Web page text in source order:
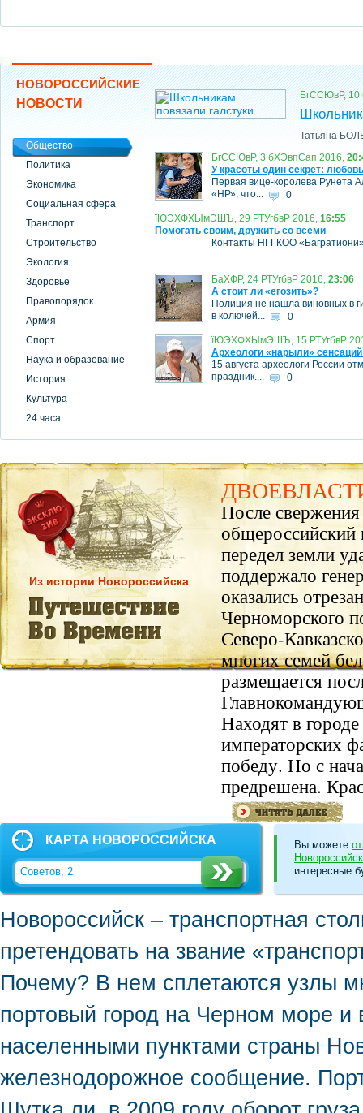
НОВОРОССИЙСКИЕ
НОВОСТИ
Общество
Политика
Экономика
Социальная сфера
Транспорт
Строительство
Экология
Здоровье
Правопорядок
Армия
Спорт
Наука и образование
История
Культура
24 часа
БгССЮвР,
Татьяна
БгССЮвР, 3 бХЭвпСап 2016,
У красоты один секрет:
Первая вице-королева Рунета
«НР», что...
0
їЮЭХФХЫмЭШЪ, 29 РТУгбвР 2016, 16:55
Помогать своим, дружить со всеми
Контакты НГГКОО
БаХФР, 24 РТУгбвР 2016, 23:06
А стоит ли «егозить»?
Полиция не нашла виновных в
в колючей...
0
їЮЭХФХЫмЭШЪ, 15 РТУгбвР
Археологи «нарыли»
15 августа археологи России
праздник....
0
Из истории Новороссийска
После
общероссийский
передел земли
поддержало
оказались
Черноморского
Северо-
многих семей
размещается
Находят в
императорских
победу. Но с
предрешена.
КАРТА НОВОРОССИЙСКА Вы можете
интересные
Новороссийск – транспортная
претендовать на звание
Почему? В нем сплетаются узлы
портовый город на Черном море
населенными пунктами страны
железнодорожное сообщение.